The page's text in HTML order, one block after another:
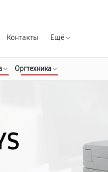
Контакты Ещё
Оргтехника